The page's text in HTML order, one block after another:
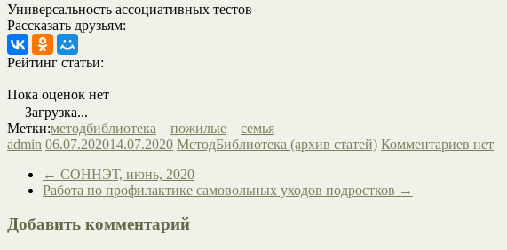
Универсальность ассоциативных тестов
Рассказать друзьям:
Рейтинг статьи:
Пока оценок нет
Загрузка...
Метки:методбиблиотека пожилые
семья
admin 06.07.202014.07.2020 МетодБиблиотека (архив статей) Комментариев нет
← СОННЭТ, июнь, 2020
Работа по профилактике самовольных уходов подростков →
Добавить комментарий